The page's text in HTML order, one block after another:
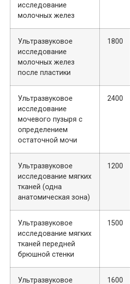
исследование
молочных желез
Ультразвуковое
исследование
молочных желез
после пластики
1800
Ультразвуковое
исследование
мочевого пузыря с
определением
остаточной мочи
2400
Ультразвуковое
исследование мягких
тканей (одна
анатомическая зона)
1200
Ультразвуковое
исследование мягких
тканей передней
брюшной стенки
1500
Ультразвуковое 1600